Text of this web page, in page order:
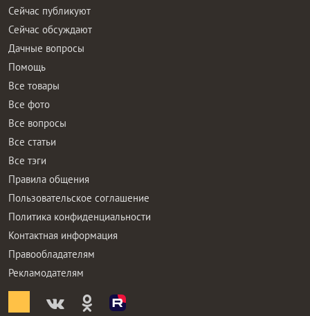
Сейчас публикуют
Сейчас обсуждают
Дачные вопросы
Помощь
Все товары
Все фото
Все вопросы
Все статьи
Все тэги
Правила общения
Пользовательское соглашение
Политика конфиденциальности
Контактная информация
Правообладателям
Рекламодателям